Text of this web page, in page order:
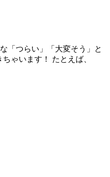
「つらい」「大変そう」と
ゃいます！ たとえば、